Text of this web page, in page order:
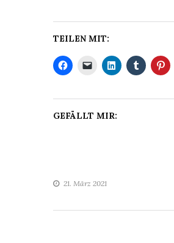
TEILEN MIT:
GEFÄLLT MIR:
21. März 2021